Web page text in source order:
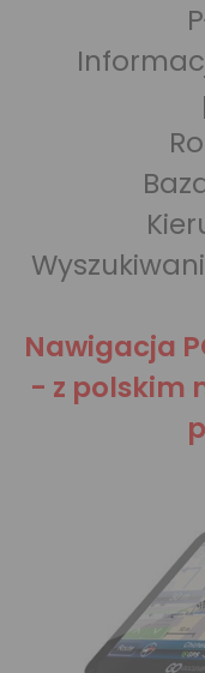
Nawigacja
- z polskim